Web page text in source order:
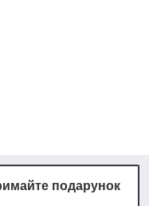
подарунок